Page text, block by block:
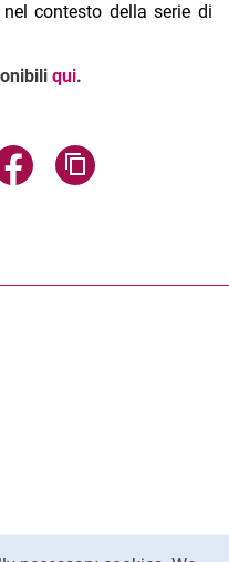
contesto della serie di
qui.
via email
page via WhatsApp
Share page via